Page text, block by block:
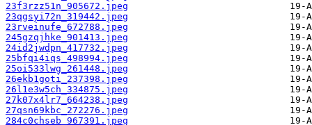
23f3rzz51n_905672.jpeg
23qgsyi72n_319442.jpeg
23rveinufe_672788.jpeg
245gzqjhke_901413.jpeg
24id2jwdpn_417732.jpeg
25bfqi4iqs_498994.jpeg
25oi533lwg_261448.jpeg
26ekb1goti_237398.jpeg
26l1e3w5ch_334875.jpeg
27k07x4lr7_664238.jpeg
27qsn69kbc_272276.jpeg
284c0chseb_967391.jpeg